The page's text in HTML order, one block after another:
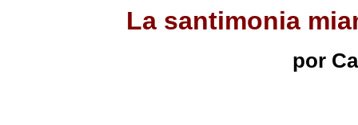
La santimonia
por